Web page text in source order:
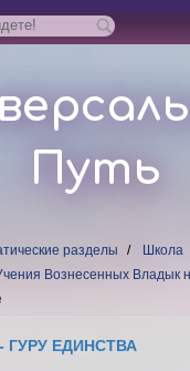
Путь
разделы
Школа
Вознесенных Владык
ГУРУ ЕДИНСТВА